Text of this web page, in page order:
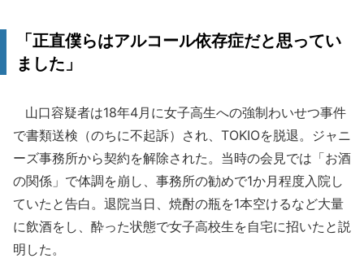
「正直僕らはアルコール依存症だと思ってい
ました」
山口容疑者は18年4月に女子高生への強制わいせつ事件
で書類送検（のちに不起訴）され、TOKIOを脱退。ジャニ
ーズ事務所から契約を解除された。当時の会見では「お酒
の関係」で体調を崩し、事務所の勧めで1か月程度入院し
ていたと告白。退院当日、焼酎の瓶を1本空けるなど大量
に飲酒をし、酔った状態で女子高校生を自宅に招いたと説
明した。